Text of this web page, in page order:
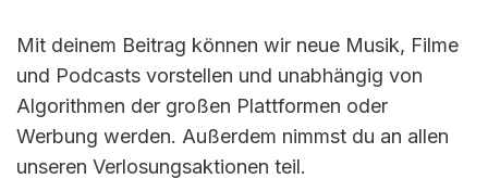
Mit deinem Beitrag können wir neue Musik, Filme
und Podcasts vorstellen und unabhängig von
Algorithmen der großen Plattformen oder
Werbung werden. Außerdem nimmst du an allen
unseren Verlosungsaktionen teil.